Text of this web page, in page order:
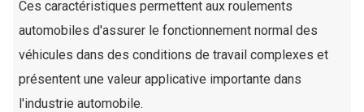
Ces caractéristiques permettent aux roulements
automobiles d'assurer le fonctionnement normal des
véhicules dans des conditions de travail complexes et
présentent une valeur applicative importante dans
l'industrie automobile.